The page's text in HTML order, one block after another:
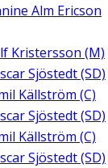
Alm Ericson
Kristersson (M)
Sjöstedt (SD)
Källström (C)
Sjöstedt (SD)
Källström (C)
Sjöstedt (SD)